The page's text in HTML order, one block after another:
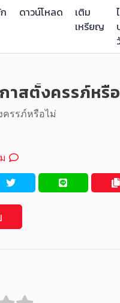
ดาวน์โหลด
เติม
เหรียญ
าสตั้งครรภ์หรือ
ครรภ์หรือไม่